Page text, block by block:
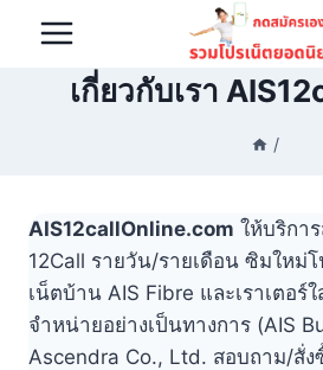
เกี่ยวกับเรา
/
AIS12callOnline.com ให้บริกา
12Call รายวัน/รายเดือน ซิมใหม่
เน็ตบ้าน AIS Fibre และเราเตอ
จำหน่ายอย่างเป็นทางการ (AIS
Ascendra Co., Ltd. สอบถาม/สั่ง